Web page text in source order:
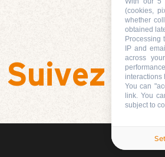
Suivez
(cookies,
whether
obtained
Processing
IP and
across
interactions
You can
link. You
subject to